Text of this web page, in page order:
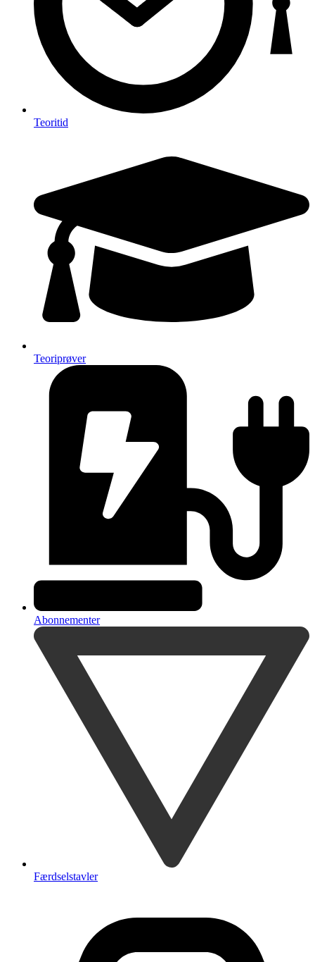
Teoritid
Teoriprøver
Abonnementer
Færdselstavler